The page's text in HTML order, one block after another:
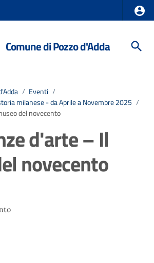
Comune di Pozzo d'Adda
/ Eventi /
milanese - da Aprile a Novembre 2025 /
del novecento
d'arte – Il
novecento